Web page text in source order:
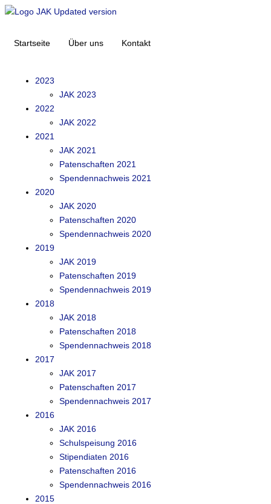
Startseite Über uns Kontakt
2023
JAK 2023
2022
JAK 2022
2021
JAK 2021
Patenschaften 2021
Spendennachweis 2021
2020
JAK 2020
Patenschaften 2020
Spendennachweis 2020
2019
JAK 2019
Patenschaften 2019
Spendennachweis 2019
2018
JAK 2018
Patenschaften 2018
Spendennachweis 2018
2017
JAK 2017
Patenschaften 2017
Spendennachweis 2017
2016
JAK 2016
Schulspeisung 2016
Stipendiaten 2016
Patenschaften 2016
Spendennachweis 2016
2015